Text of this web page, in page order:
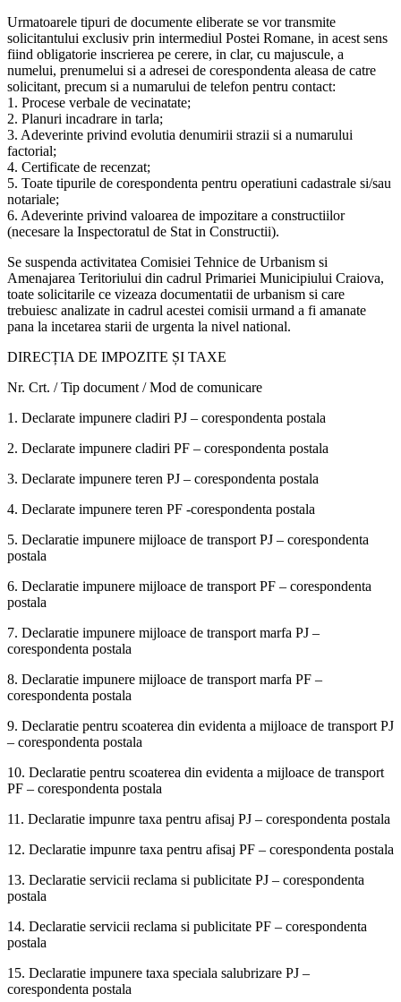
Urmatoarele tipuri de documente eliberate se vor transmite
solicitantului exclusiv prin intermediul Postei Romane, in acest sens
fiind obligatorie inscrierea pe cerere, in clar, cu majuscule, a
numelui, prenumelui si a adresei de corespondenta aleasa de catre
solicitant, precum si a numarului de telefon pentru contact:
1. Procese verbale de vecinatate;
2. Planuri incadrare in tarla;
3. Adeverinte privind evolutia denumirii strazii si a numarului
factorial;
4. Certificate de recenzat;
5. Toate tipurile de corespondenta pentru operatiuni cadastrale si/sau
notariale;
6. Adeverinte privind valoarea de impozitare a constructiilor
(necesare la Inspectoratul de Stat in Constructii).
Se suspenda activitatea Comisiei Tehnice de Urbanism si
Amenajarea Teritoriului din cadrul Primariei Municipiului Craiova,
toate solicitarile ce vizeaza documentatii de urbanism si care
trebuiesc analizate in cadrul acestei comisii urmand a fi amanate
pana la incetarea starii de urgenta la nivel national.
DIRECȚIA DE IMPOZITE ȘI TAXE
Nr. Crt. / Tip document / Mod de comunicare
1. Declarate impunere cladiri PJ – corespondenta postala
2. Declarate impunere cladiri PF – corespondenta postala
3. Declarate impunere teren PJ – corespondenta postala
4. Declarate impunere teren PF -corespondenta postala
5. Declaratie impunere mijloace de transport PJ – corespondenta
postala
6. Declaratie impunere mijloace de transport PF – corespondenta
postala
7. Declaratie impunere mijloace de transport marfa PJ –
corespondenta postala
8. Declaratie impunere mijloace de transport marfa PF –
corespondenta postala
9. Declaratie pentru scoaterea din evidenta a mijloace de transport PJ
– corespondenta postala
10. Declaratie pentru scoaterea din evidenta a mijloace de transport
PF – corespondenta postala
11. Declaratie impunre taxa pentru afisaj PJ – corespondenta postala
12. Declaratie impunre taxa pentru afisaj PF – corespondenta postala
13. Declaratie servicii reclama si publicitate PJ – corespondenta
postala
14. Declaratie servicii reclama si publicitate PF – corespondenta
postala
15. Declaratie impunere taxa speciala salubrizare PJ –
corespondenta postala